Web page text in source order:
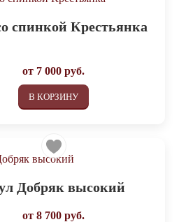
спинкой Крестьянка
от 7 000 руб.
В КОРЗИНУ
Добряк высокий
от8 700 руб.